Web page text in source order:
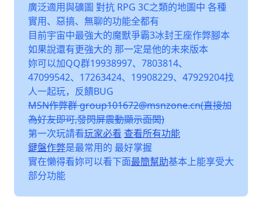
廣泛適用與礦圖 對抗 RPG 3C之類的地圖中 各種
實用、惡搞、無聊的功能全都有
目前宇宙中最強大的魔獸爭霸3冰封王座作弊腳本
如果說還有更強大的 那一定是他的未來版本
妳可以加QQ群19938997、7803814、
47099542、17263424、19908229、47929204找
人一起玩，反饋BUG
MSN作弊群 group101672@msnzone.cn(直接加
為好友即可,發閃屏震動顯示面闆)
第一次玩請看玩家必看 查看所有功能
鍵盤作弊是最常用的 最好掌握
實在懶得看妳可以看下面最簡幫助基本上能享受大
部分功能